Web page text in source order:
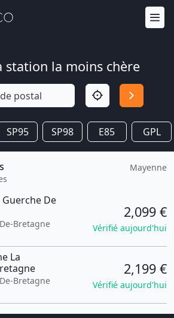
station la moins chère
SP95 SP98 E85 GPL
Mayenne
De
Bretagne
2,099 €
Vérifié aujourd'hui
La
Bretagne
2,199 €
Vérifié aujourd'hui